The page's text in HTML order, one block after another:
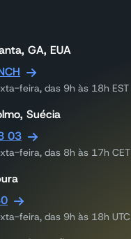
GA, EUA
feira, das 9h às 18h EST
Suécia
03
feira, das 8h às 17h CET
feira, das 9h às 18h UTC